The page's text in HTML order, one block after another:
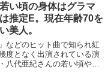
い頃の身体はグラマ
推定E。現在年齢70を
美人。
などのヒット曲で知られ紅
度となく出演されている演
八代亜紀さんの若い頃や